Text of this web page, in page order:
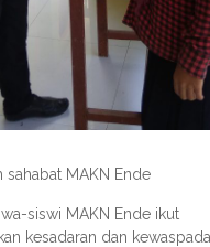
sahabat MAKN Ende
siswi MAKN Ende ikut
kesadaran dan